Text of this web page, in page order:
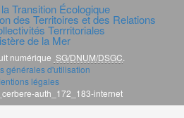
Transition Écologique
des Territoires et des Relations
Terrritoriales
de la Mer
numérique SG/DNUM/DSGC
générales d'utilisation
légales
auth_172_183-internet